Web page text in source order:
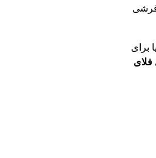
فرشی
برای
فلای